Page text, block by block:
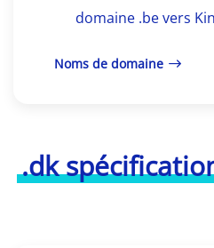
domaine .be vers
Noms de domaine
.dk